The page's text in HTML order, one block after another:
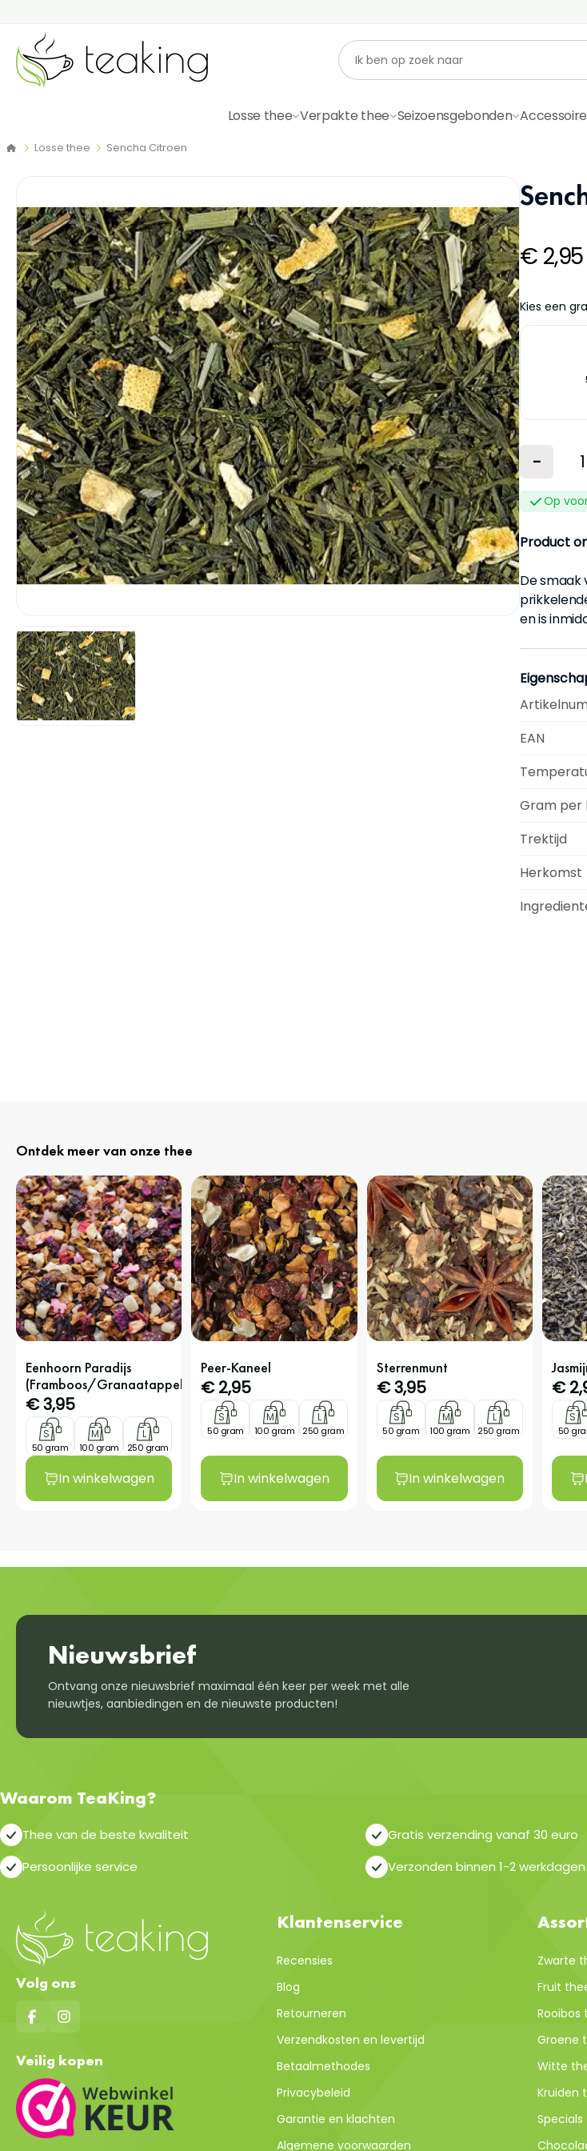
Losse thee Verpakte thee Seizoensgebonden
Losse thee Sencha Citroen
€ 2,95
Kies een
-
Op
Product
De smaak
en is
EAN
Gram per
Trektijd
Herkomst
Ontdek meer van onze thee
Eenhoorn Paradijs
(Framboos/Granaatappel)
€3,95
S
50 gram
M
100 gram
L
250 gram
In winkelwagen
Peer-Kaneel
€2,95
S
50 gram
M
100 gram
L
250 gram
In winkelwagen
Sterrenmunt
€3,95
S
50 gram
M
100 gram
L
250 gram
In winkelwagen
€
S
50
Nieuwsbrief
Ontvang onze nieuwsbrief maximaal één keer per week met alle
nieuwtjes, aanbiedingen en de nieuwste producten!
Waarom TeaKing?
Thee van de beste kwaliteit Gratis verzending vanaf 30 euro
Persoonlijke service
Verzonden binnen 1-2 werkdagen
Volg ons
Veilig kopen
Klantenservice
Recensies
Blog
Retourneren
Verzendkosten en levertijd
Betaalmethodes
Privacybeleid
Garantie en klachten
Algemene voorwaarden
Zwarte
Fruit
Rooibos
Groene
Witte
Kruiden
Specials